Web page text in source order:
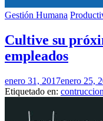
Gestión Humana
Cultive su
empleados
enero 31, 2017enero 25,
Etiquetado en: contruccion